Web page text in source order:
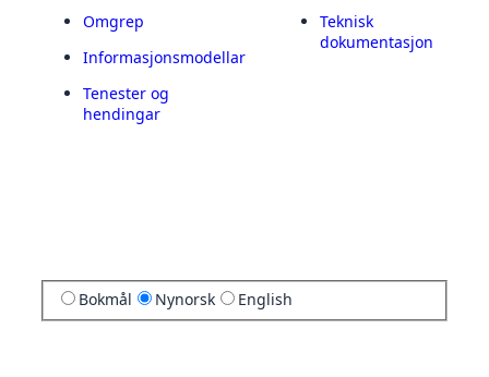
Omgrep
Informasjonsmodellar
Tenester og
hendingar
Teknisk
dokumentasjon
Bokmål Nynorsk English